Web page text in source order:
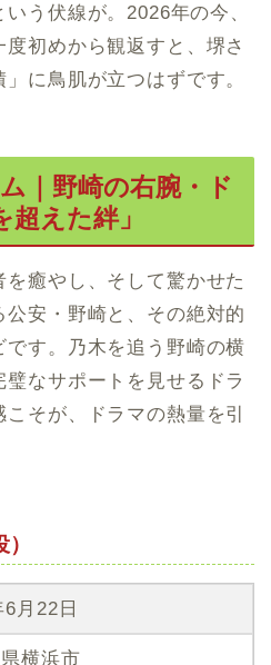
う伏線が。2026年の今、
初めから観返すと、堺さ
に鳥肌が立つはずです。
｜野崎の右腕・ド
えた絆」
癒やし、そして驚かせた
安・野崎と、その絶対的
す。乃木を追う野崎の横
なサポートを見せるドラ
そが、ドラマの熱量を引
月22日
横浜市